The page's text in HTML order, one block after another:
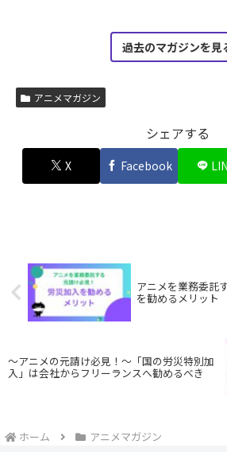
過去のマガジンを見
アニメマガジン
シェアする
X Facebook
アニメを業務委託
を勧めるメリット
〜アニメの元請け必見！〜「国の労災特別加
入」は会社からフリーランスへ勧めるべき
ホーム アニメマガジン